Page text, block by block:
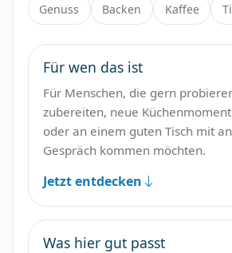
Genuss Backen Kaffee
Für wen das ist
Für Menschen, die gern
zubereiten, neue
oder an einem guten Tisch mit
Gespräch kommen möchten.
Jetzt entdecken
Was hier gut passt